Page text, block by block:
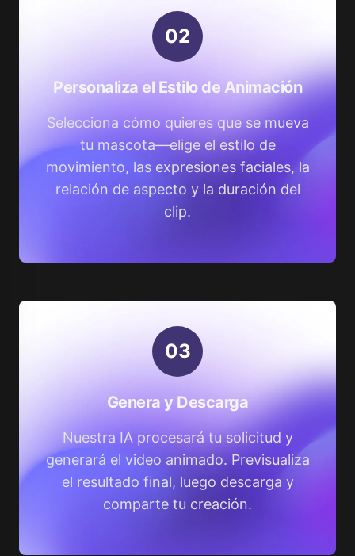
02
Personaliza el Estilo de Animación
Selecciona cómo quieres que se mueva
tu mascota—elige el estilo de
movimiento, las expresiones faciales, la
relación de aspecto y la duración del
clip.
03
Genera y Descarga
Nuestra IA procesará tu solicitud y
generará el video animado. Previsualiza
el resultado final, luego descarga y
comparte tu creación.